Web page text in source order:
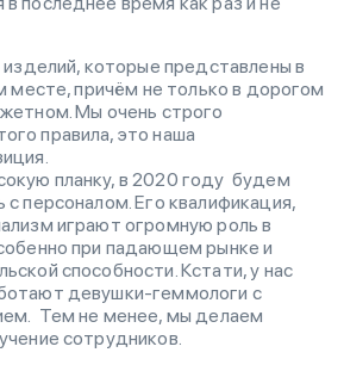
которые представлены в
месте, причём не только в дорогом
Мы очень строго
правила, это наша
планку, в 2020 году будем
с персоналом. Его квалификация,
играют огромную роль в
при падающем рынке и
способности. Кстати, у нас
девушки-геммологи с
Тем не менее, мы делаем
сотрудников.